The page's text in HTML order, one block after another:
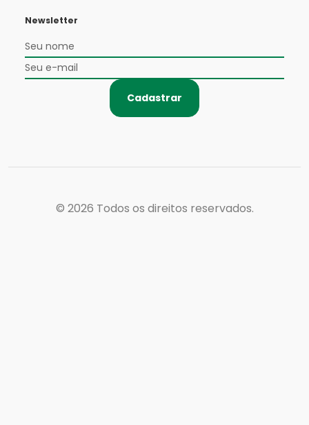
Newsletter
Cadastrar
© 2026 Todos os direitos reservados.